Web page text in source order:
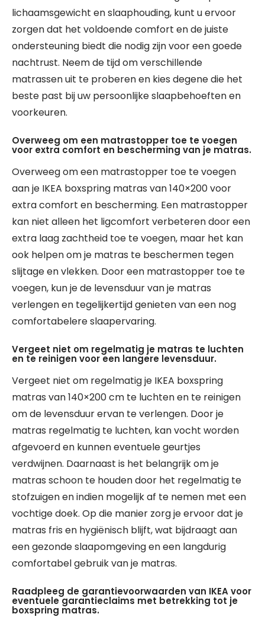
lichaamsgewicht en slaaphouding, kunt u ervoor
zorgen dat het voldoende comfort en de juiste
ondersteuning biedt die nodig zijn voor een goede
nachtrust. Neem de tijd om verschillende
matrassen uit te proberen en kies degene die het
beste past bij uw persoonlijke slaapbehoeften en
voorkeuren.
Overweeg om een matrastopper toe te voegen
voor extra comfort en bescherming van je matras.
Overweeg om een matrastopper toe te voegen
aan je IKEA boxspring matras van 140×200 voor
extra comfort en bescherming. Een matrastopper
kan niet alleen het ligcomfort verbeteren door een
extra laag zachtheid toe te voegen, maar het kan
ook helpen om je matras te beschermen tegen
slijtage en vlekken. Door een matrastopper toe te
voegen, kun je de levensduur van je matras
verlengen en tegelijkertijd genieten van een nog
comfortabelere slaapervaring.
Vergeet niet om regelmatig je matras te luchten
en te reinigen voor een langere levensduur.
Vergeet niet om regelmatig je IKEA boxspring
matras van 140×200 cm te luchten en te reinigen
om de levensduur ervan te verlengen. Door je
matras regelmatig te luchten, kan vocht worden
afgevoerd en kunnen eventuele geurtjes
verdwijnen. Daarnaast is het belangrijk om je
matras schoon te houden door het regelmatig te
stofzuigen en indien mogelijk af te nemen met een
vochtige doek. Op die manier zorg je ervoor dat je
matras fris en hygiënisch blijft, wat bijdraagt aan
een gezonde slaapomgeving en een langdurig
comfortabel gebruik van je matras.
Raadpleeg de garantievoorwaarden van IKEA voor
eventuele garantieclaims met betrekking tot je
boxspring matras.